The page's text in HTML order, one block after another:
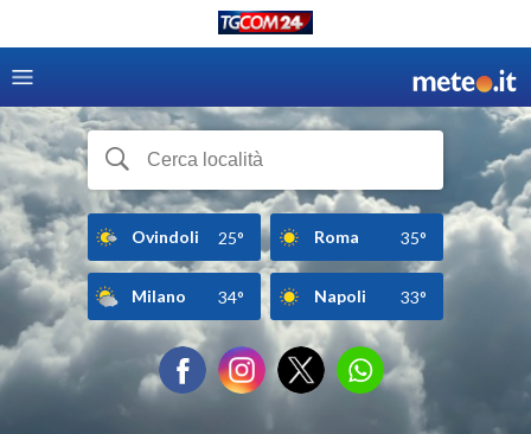
Ovindoli 25° Roma 35°
Milano 34° Napoli 33°